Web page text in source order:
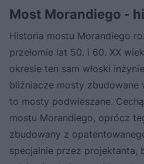
Most Morandiego -
Historia mostu Morandiego
przełomie lat 50. i 60. XX
okresie ten sam włoski
bliźniacze mosty zbudowane
to mosty podwieszane.
mostu Morandiego, oprócz
zbudowany z
specjalnie przez projektanta,